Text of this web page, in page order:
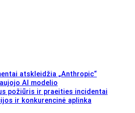
atskleidžia „Anthropic“
AI modelio
požiūris ir praeities incidentai
ir konkurencinė aplinka